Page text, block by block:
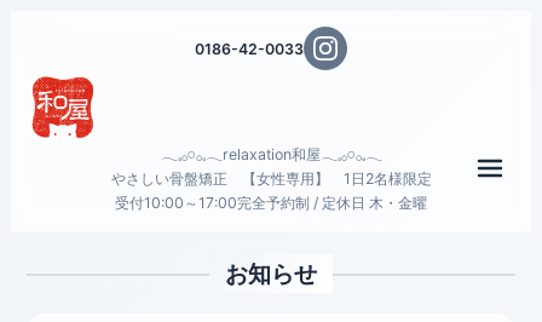
0186-42-0033
𓂃𓈒𓂂𓏸𓂂𓈒𓂃relaxation和屋𓂃𓈒𓂂𓏸𓂂𓈒𓂃
やさしい骨盤矯正 【女性専用】 1日2名様限定
受付10:00～17:00完全予約制 / 定休日 木・金曜
お知らせ